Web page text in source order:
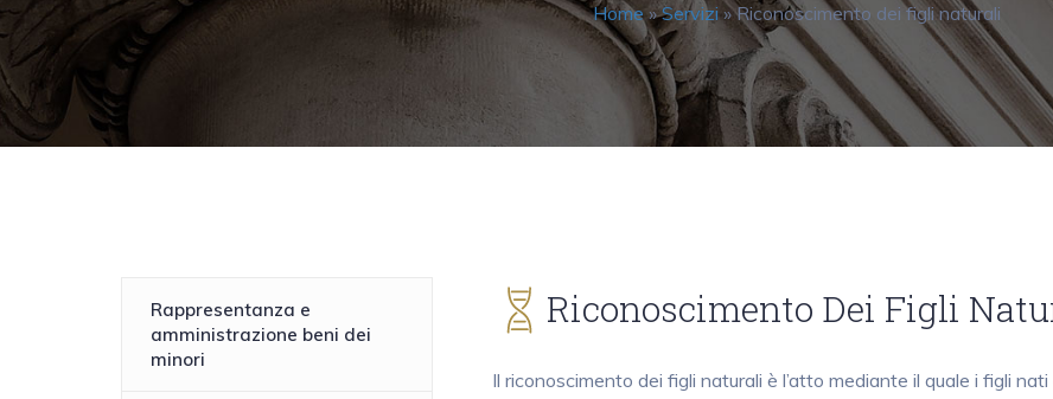
Home »Servizi »Riconoscimento dei figli naturali
Riconoscimento Dei Figli
Il riconoscimento dei figli naturali è l’atto mediante il quale i figli
Rappresentanza e
amministrazione beni dei
minori